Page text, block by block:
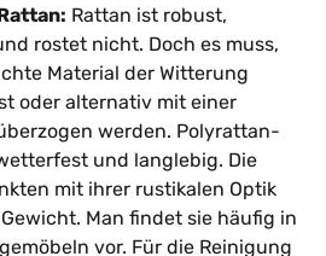
Rattan ist robust,
rostet nicht. Doch es muss,
Material der Witterung
oder alternativ mit einer
werden. Polyrattan-
und langlebig. Die
mit ihrer rustikalen Optik
Man findet sie häufig in
vor. Für die Reinigung